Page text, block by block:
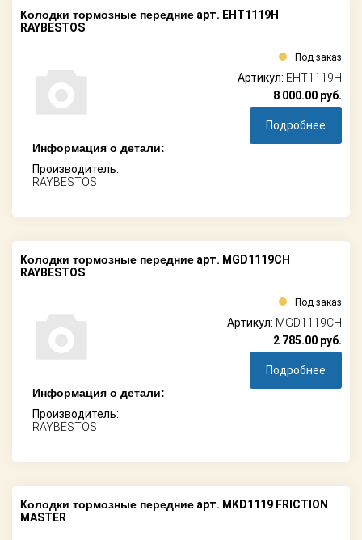
Колодки тормозные передние арт. EHT1119H
RAYBESTOS
Информация о детали:
Производитель:
RAYBESTOS
Под заказ
Артикул: EHT1119H
8 000.00 руб.
Подробнее
Колодки тормозные передние арт. MGD1119CH
RAYBESTOS
Информация о детали:
Производитель:
RAYBESTOS
Под заказ
Артикул: MGD1119CH
2 785.00 руб.
Подробнее
Колодки тормозные передние арт. MKD1119 FRICTION
MASTER